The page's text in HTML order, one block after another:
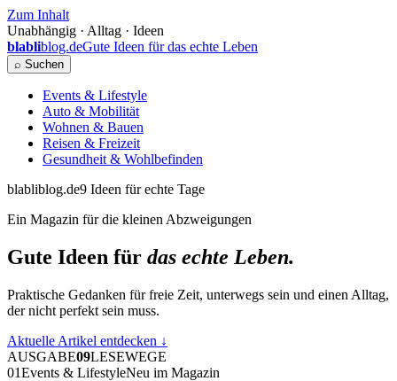
Zum Inhalt
Unabhängig · Alltag · Ideen
blabliblog.deGute Ideen für das echte Leben
⌕ Suchen
Events & Lifestyle
Auto & Mobilität
Wohnen & Bauen
Reisen & Freizeit
Gesundheit & Wohlbefinden
blabliblog.de9 Ideen für echte Tage
Ein Magazin für die kleinen Abzweigungen
Gute Ideen für das echte Leben.
Praktische Gedanken für freie Zeit, unterwegs sein und einen Alltag,
der nicht perfekt sein muss.
Aktuelle Artikel entdecken ↓
AUSGABE09LESEWEGE
01Events & LifestyleNeu im Magazin